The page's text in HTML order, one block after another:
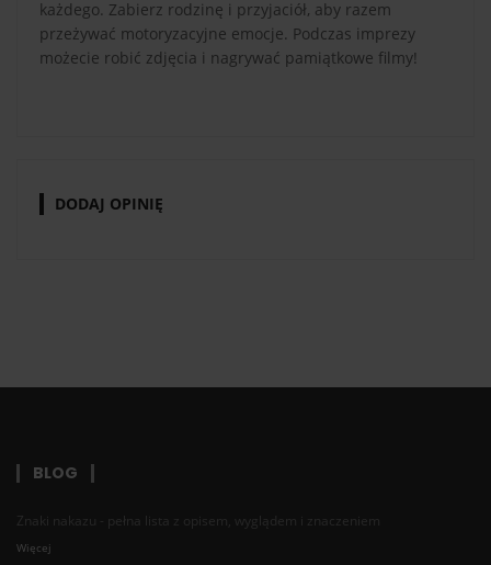
każdego. Zabierz rodzinę i przyjaciół, aby razem
przeżywać motoryzacyjne emocje. Podczas imprezy
możecie robić zdjęcia i nagrywać pamiątkowe filmy!
DODAJ OPINIĘ
BLOG
Znaki nakazu - pełna lista z opisem, wyglądem i znaczeniem
Więcej